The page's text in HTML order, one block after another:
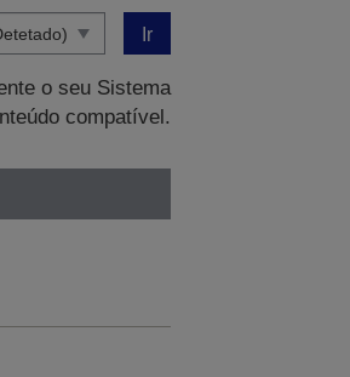
Ir
o seu Sistema
compatível.